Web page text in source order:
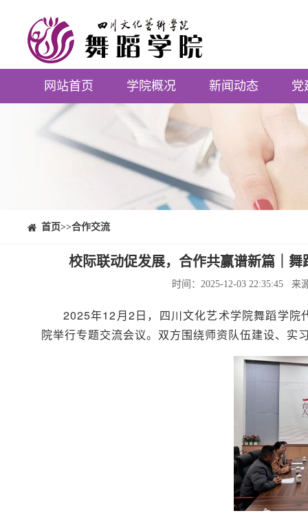
网站首页 学院概况 新闻动态 党
⠀⠀首页>>合作交流
校际联动促发展，合作共赢谱新篇｜
时间：2025-12-03 22:35:45
2025年12月2日，四川文化艺术学院舞蹈学
院举行专题交流会议。双方围绕师资队伍建设、实